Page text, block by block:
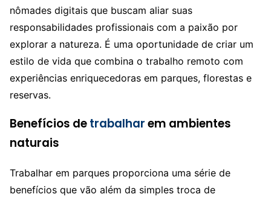
nômades digitais que buscam aliar suas
responsabilidades profissionais com a paixão por
explorar a natureza. É uma oportunidade de criar um
estilo de vida que combina o trabalho remoto com
experiências enriquecedoras em parques, florestas e
reservas.
Benefícios detrabalharem ambientes
naturais
Trabalhar em parques proporciona uma série de
benefícios que vão além da simples troca de